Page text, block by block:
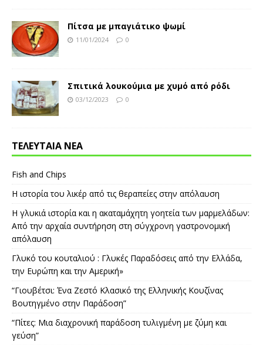
Πίτσα με μπαγιάτικο ψωμί
11/01/2024 0
Σπιτικά λουκούμια με χυμό από ρόδι
03/12/2023 0
ΤΕΛΕΥΤΑΙΑ ΝΕΑ
Fish and Chips
Η ιστορία του λικέρ από τις θεραπείες στην απόλαυση
Η γλυκιά ιστορία και η ακαταμάχητη γοητεία των μαρμελάδων:
Από την αρχαία συντήρηση στη σύγχρονη γαστρονομική
απόλαυση
Γλυκό του κουταλιού : Γλυκές Παραδόσεις από την Ελλάδα,
την Ευρώπη και την Αμερική»
“Γιουβέτσι: Ένα Ζεστό Κλασικό της Ελληνικής Κουζίνας
Βουτηγμένο στην Παράδοση”
“Πίτες: Μια διαχρονική παράδοση τυλιγμένη με ζύμη και
γεύση”